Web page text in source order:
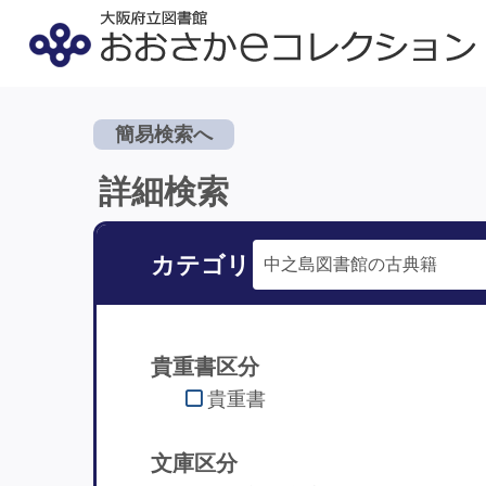
簡易検索へ
詳細検索
カテゴリ
貴重書区分
貴重書
文庫区分